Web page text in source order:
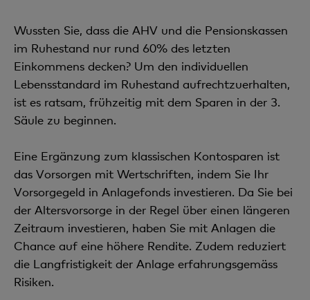
Wussten Sie, dass die AHV und die Pensionskassen
im Ruhestand nur rund 60% des letzten
Einkommens decken? Um den individuellen
Lebensstandard im Ruhestand aufrechtzuerhalten,
ist es ratsam, frühzeitig mit dem Sparen in der 3.
Säule zu beginnen.
Eine Ergänzung zum klassischen Kontosparen ist
das Vorsorgen mit Wertschriften, indem Sie Ihr
Vorsorgegeld in Anlagefonds investieren. Da Sie bei
der Altersvorsorge in der Regel über einen längeren
Zeitraum investieren, haben Sie mit Anlagen die
Chance auf eine höhere Rendite. Zudem reduziert
die Langfristigkeit der Anlage erfahrungsgemäss
Risiken.